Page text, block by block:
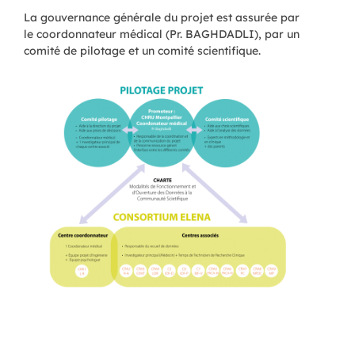
La gouvernance générale du projet est assurée par
le coordonnateur médical (Pr. BAGHDADLI), par un
comité de pilotage et un comité scientifique.